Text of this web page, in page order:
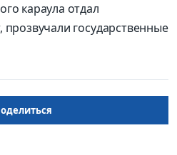
караула отдал
государственные